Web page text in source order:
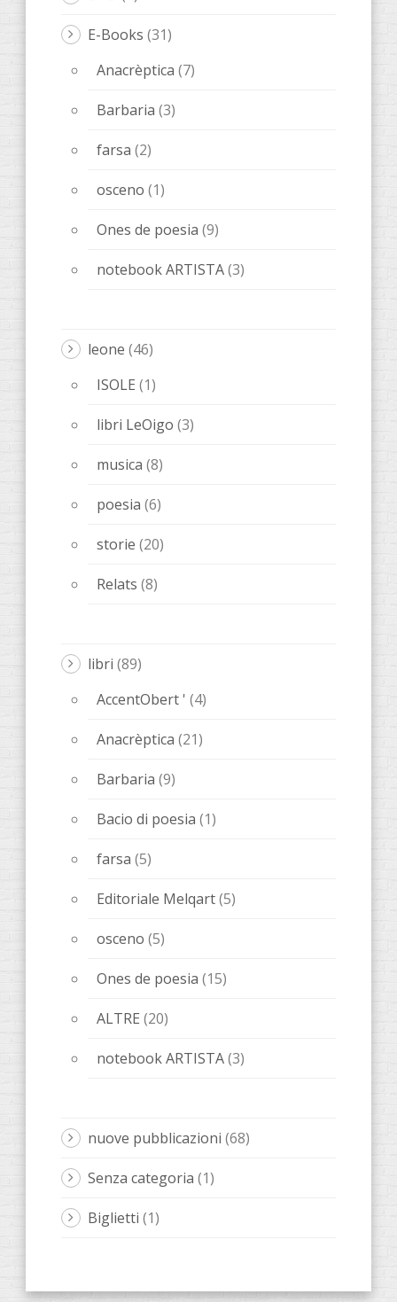
libri LeOigo
musica (8)
poesia(6)
storie (20)
Relats(8)
libri(89)
Anacrèptica
Barbaria
Bacio di poesia
farsa(5)
Editoriale Melqart
osceno (5)
Ones de poesia
notebook ARTISTA
nuove pubblicazioni
Senza categoria
Biglietti(1)